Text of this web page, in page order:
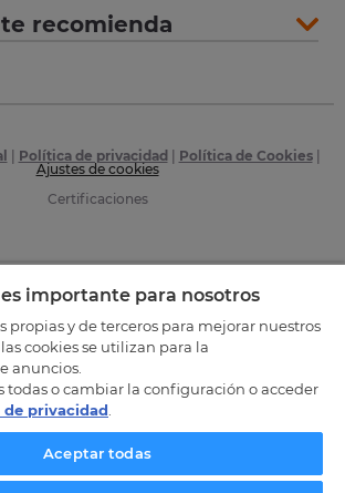
recomienda
Política de privacidad Política de Cookies|
Ajustes de cookies
Certificaciones
importante para nosotros
propias y de terceros para mejorar nuestros
cookies se utilizan para la
anuncios.
todas o cambiar la configuración o acceder
privacidad
Aceptar todas